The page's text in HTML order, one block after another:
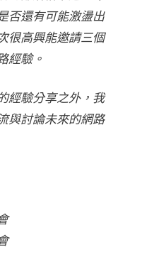
否還有可能激盪出
很高興能邀請三個
經驗。
經驗分享之外，我
與討論未來的網路